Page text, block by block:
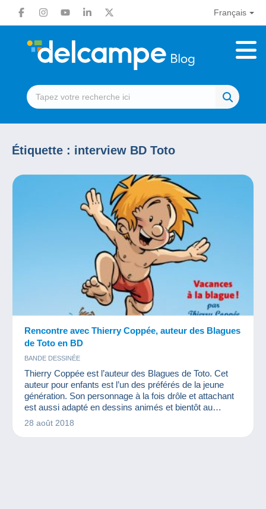
Français
Étiquette : interview BD Toto
Rencontre avec Thierry Coppée, auteur des Blagues
de Toto en BD
BANDE DESSINÉE
Thierry Coppée est l’auteur des Blagues de Toto. Cet
auteur pour enfants est l’un des préférés de la jeune
génération. Son personnage à la fois drôle et attachant
est aussi adapté en dessins animés et bientôt au
cinéma. Vous ne le connaissez pas ? Nous allons vous
28 août 2018